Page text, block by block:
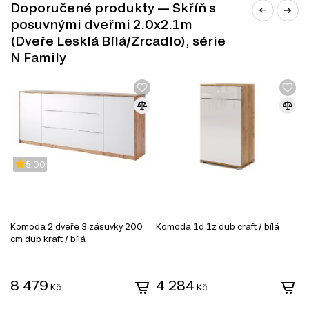
barvou v interiéru, která rozšíří prostor místnosti; šedá, příp. černá,
možná je kombinace jasných odstínů;
minimalismus charakterizují zajímavé doplňky (moderní obrazy
nebo fotografie, malby na stěnách, kreativní umělecké předměty)
Doporučené produkty — Skříň s
posuvnými dveřmi 2.0x2.1m
(Dveře Lesklá Bílá/Zrcadlo), série
N Family
5.00
Komoda 2 dveře 3 zásuvky 200
cm dub kraft / bílá
8 479 Kč
Komoda 1d 1z dub craft / bílá
4 284 Kč